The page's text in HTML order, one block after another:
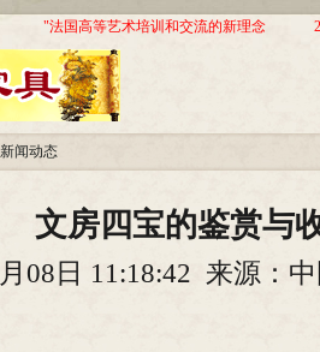
作伙伴(2020-10-26)
频道服务咨询热线
(2020-06-26)
递—中国当代实力派书画家作品交流展暨三年帮助100位贫困儿童行动
"法国高等艺术培训和交流的新理念
新闻动态
文房四宝的鉴赏与
08日 11:18:42 来源：